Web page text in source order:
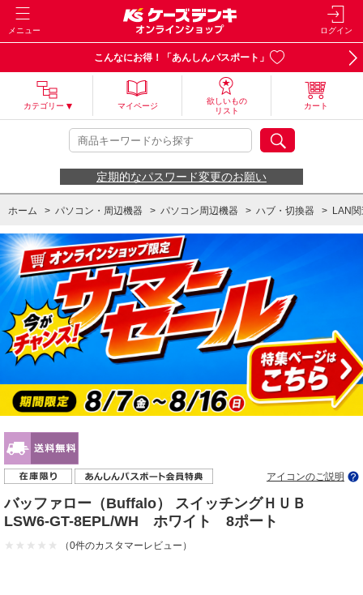
メニュー ログイン
こんなにお得！「あんしんパスポート」
カテゴリー マイページ
欲しいもの
リスト
カート
定期的なパスワード変更のお願い
ホーム > パソコン・周辺機器 > パソコン周辺機器 > ハブ・切換器 > LAN
ホーム > パソコン・周辺機器 > ネットワーク機器
アイコンのご説明
バッファロー（Buffalo） スイッチングＨＵＢ
LSW6-GT-8EPL/WH ホワイト 8ポート
（0件のカスタマーレビュー）